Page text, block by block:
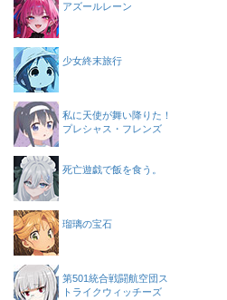
アズールレーン
少女終末旅行
私に天使が舞い降りた！
プレシャス・フレンズ
死亡遊戯で飯を食う。
瑠璃の宝石
第501統合戦闘航空団ス
トライクウィッチーズ